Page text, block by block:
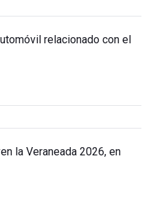
relacionado con el
la Veraneada 2026, en